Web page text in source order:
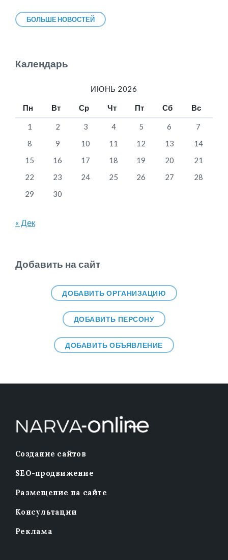
БОЛЬШЕ НОВОСТЕЙ
Календарь
ИЮНЬ 2026
Пн Вт Ср Чт Пт Сб Вс
1 2 3 4 5 6
7
8
9 10 11 12 13
14
15
16 17 18 19 20
21
22
23 24 25 26 27
28
29
30
« Дек
Добавить на сайт
ДОБАВИТЬ ОРГАНИЗАЦИЮ
ДОБАВИТЬ ПЕРСОНУ
ДОБАВИТЬ ОБЪЯВЛЕНИЕ
Создание сайтов
SEO-продвижение
Размещение на сайте
Консультации
Реклама